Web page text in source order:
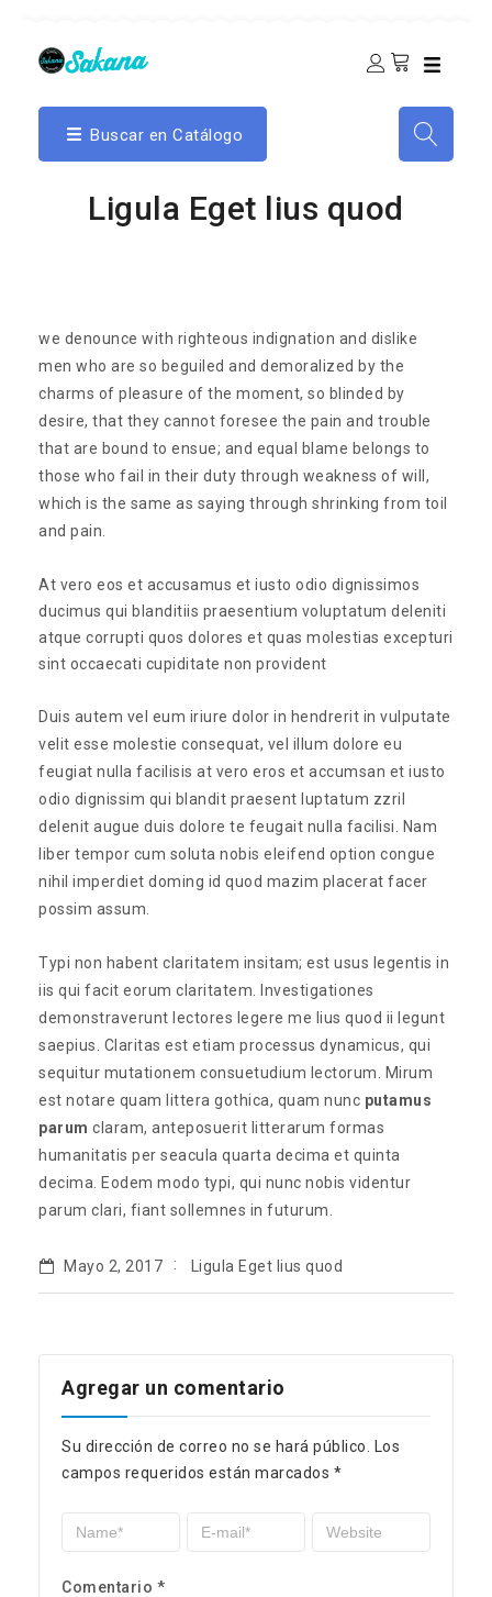
Buscar en Catálogo
Ligula Eget lius quod
we denounce with righteous indignation and dislike
men who are so beguiled and demoralized by the
charms of pleasure of the moment, so blinded by
desire, that they cannot foresee the pain and trouble
that are bound to ensue; and equal blame belongs to
those who fail in their duty through weakness of will,
which is the same as saying through shrinking from toil
and pain.
At vero eos et accusamus et iusto odio dignissimos
ducimus qui blanditiis praesentium voluptatum deleniti
atque corrupti quos dolores et quas molestias excepturi
sint occaecati cupiditate non provident
Duis autem vel eum iriure dolor in hendrerit in vulputate
velit esse molestie consequat, vel illum dolore eu
feugiat nulla facilisis at vero eros et accumsan et iusto
odio dignissim qui blandit praesent luptatum zzril
delenit augue duis dolore te feugait nulla facilisi. Nam
liber tempor cum soluta nobis eleifend option congue
nihil imperdiet doming id quod mazim placerat facer
possim assum.
Typi non habent claritatem insitam; est usus legentis in
iis qui facit eorum claritatem. Investigationes
demonstraverunt lectores legere me lius quod ii legunt
saepius. Claritas est etiam processus dynamicus, qui
sequitur mutationem consuetudium lectorum. Mirum
est notare quam littera gothica, quam nunc putamus
parum claram, anteposuerit litterarum formas
humanitatis per seacula quarta decima et quinta
decima. Eodem modo typi, qui nunc nobis videntur
parum clari, fiant sollemnes in futurum.
Mayo 2, 2017 Ligula Eget lius quod
Agregar un comentario
Su dirección de correo no se hará público.
Los
campos requeridos están marcados *
Comentario *